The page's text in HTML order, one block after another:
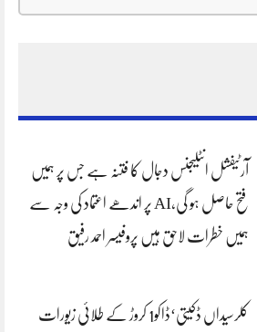
آرٹیفشل انٹلیجنس دجال کا فتنہ ہے جس پر ہمیں
فتح حاصل ہو گی،AI پر اندھے اعتماد کی وجہ سے
ہمیں خطرات لاحق ہیں پروفیسر احمد رفیق
کلرسیداں ڈکیتی‘ڈاکو1 کروڑ کے طلائی زیورات